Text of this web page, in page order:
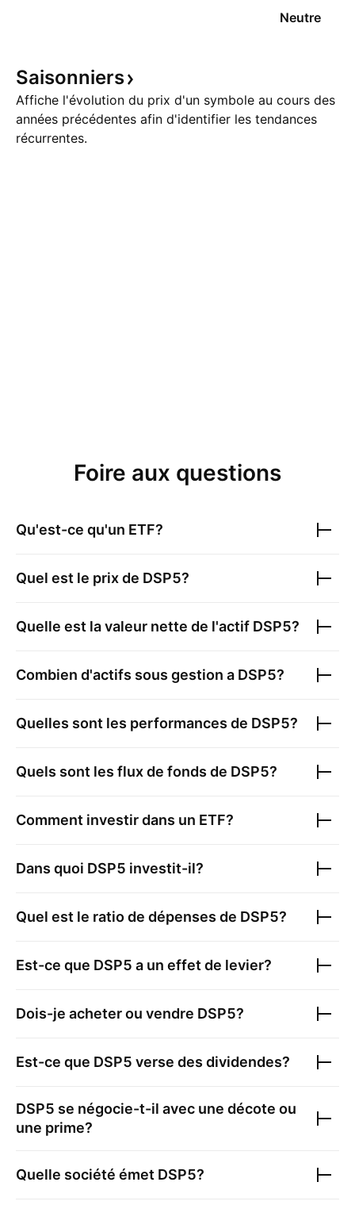
Neutre
Saisonniers
Affiche l'évolution du prix d'un symbole au cours des
années précédentes afin d'identifier les tendances
récurrentes.
Foire aux questions
Qu'est-ce qu'un ETF?
Quel est le prix de DSP5?
Quelle est la valeur nette de l'actif DSP5?
Combien d'actifs sous gestion a DSP5?
Quelles sont les performances de DSP5?
Quels sont les flux de fonds de DSP5?
Comment investir dans un ETF?
Dans quoi DSP5 investit-il?
Quel est le ratio de dépenses de DSP5?
Est-ce que DSP5 a un effet de levier?
Dois-je acheter ou vendre DSP5?
Est-ce que DSP5 verse des dividendes?
DSP5 se négocie-t-il avec une décote ou
une prime?
Quelle société émet DSP5?